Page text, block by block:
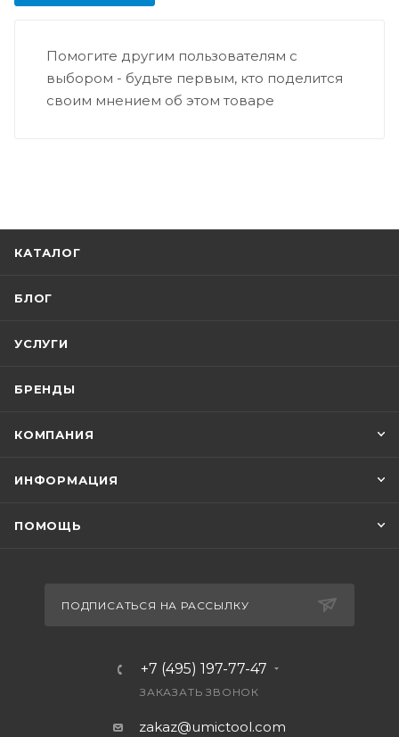
Помогите другим пользователям с
выбором - будьте первым, кто поделится
своим мнением об этом товаре
КАТАЛОГ
БЛОГ
УСЛУГИ
БРЕНДЫ
КОМПАНИЯ
ИНФОРМАЦИЯ
ПОМОЩЬ
ПОДПИСАТЬСЯ НА РАССЫЛКУ
+7 (495) 197-77-47
ЗАКАЗАТЬ ЗВОНОК
zakaz@umictool.com